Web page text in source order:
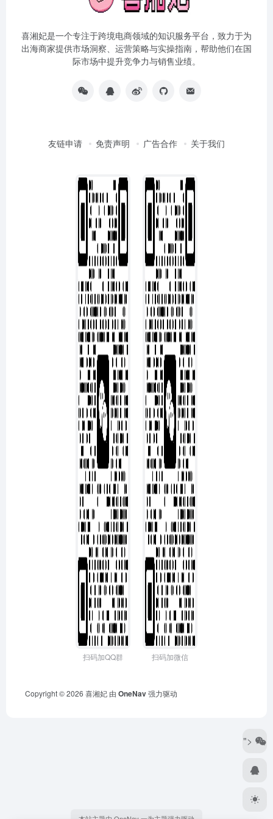
喜湘妃是一个专注于跨境电商领域的知识服务平台，致力于为
出海商家提供市场洞察、运营策略与实操指南，帮助他们在国
际市场中提升竞争力与销售业绩。
友链申请 免责声明 广告合作 关于我们
扫码加QQ群 扫码加微信
Copyright © 2026 喜湘妃 由 OneNav强力驱动
">